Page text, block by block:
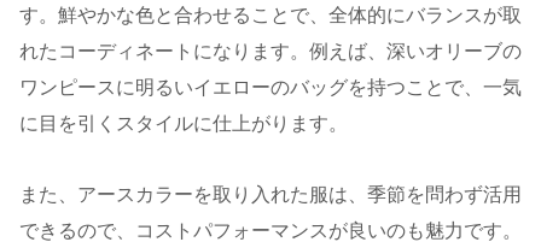
す。鮮やかな色と合わせることで、全体的にバランスが取
れたコーディネートになります。例えば、深いオリーブの
ワンピースに明るいイエローのバッグを持つことで、一気
に目を引くスタイルに仕上がります。
また、アースカラーを取り入れた服は、季節を問わず活用
できるので、コストパフォーマンスが良いのも魅力です。